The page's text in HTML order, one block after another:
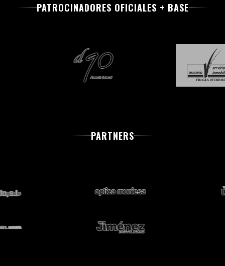
PATROCINADORES OFICIALES + BASE
PARTNERS